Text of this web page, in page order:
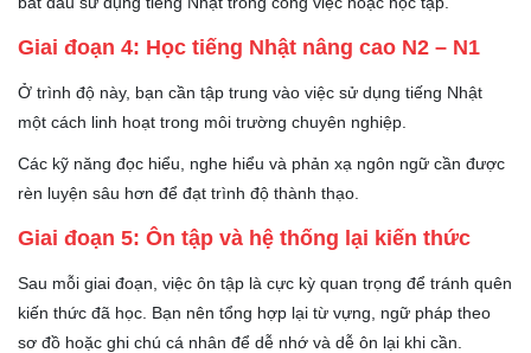
Giai đoạn 4: Học tiếng Nhật nâng cao N2 – N1
Ở trình độ này, bạn cần tập trung vào việc sử dụng tiếng Nhật
một cách linh hoạt trong môi trường chuyên nghiệp.
Các kỹ năng đọc hiểu, nghe hiểu và phản xạ ngôn ngữ cần được
rèn luyện sâu hơn để đạt trình độ thành thạo.
Giai đoạn 5: Ôn tập và hệ thống lại kiến thức
Sau mỗi giai đoạn, việc ôn tập là cực kỳ quan trọng để tránh quên
kiến thức đã học. Bạn nên tổng hợp lại từ vựng, ngữ pháp theo
sơ đồ hoặc ghi chú cá nhân để dễ nhớ và dễ ôn lại khi cần.